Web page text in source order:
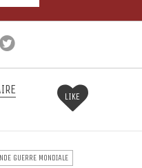
LIKE
GUERRE MONDIALE